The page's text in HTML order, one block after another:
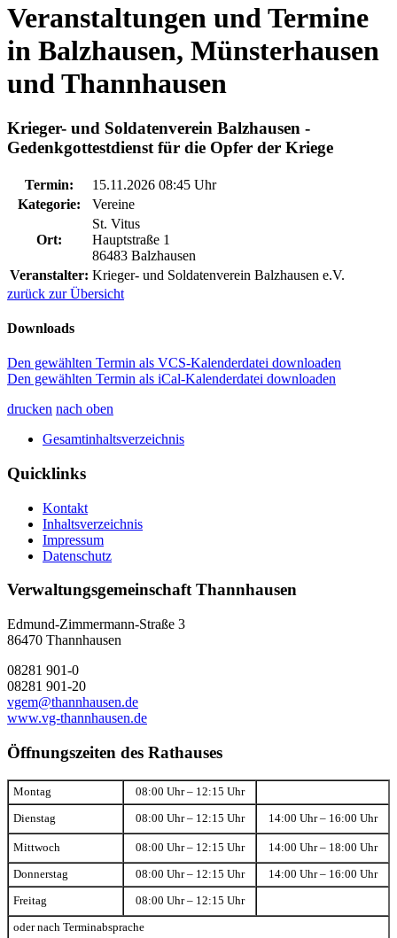
Veranstaltungen und Termine
in Balzhausen, Münsterhausen
und Thannhausen
Krieger- und Soldatenverein Balzhausen -
Gedenkgottestdienst für die Opfer der Kriege
Termin:
15.11.2026 08:45 Uhr
Kategorie:
Vereine
Ort:
St. Vitus
Hauptstraße 1
86483 Balzhausen
Veranstalter: Krieger- und Soldatenverein Balzhausen e.V.
zurück zur Übersicht
Downloads
Den gewählten Termin als VCS-Kalenderdatei downloaden
Den gewählten Termin als iCal-Kalenderdatei downloaden
drucken nach oben
Gesamtinhaltsverzeichnis
Quicklinks
Kontakt
Inhaltsverzeichnis
Impressum
Datenschutz
Verwaltungsgemeinschaft Thannhausen
Edmund-Zimmermann-Straße 3
86470 Thannhausen
08281 901-0
08281 901-20
vgem@thannhausen.de
www.vg-thannhausen.de
Öffnungszeiten des Rathauses
Montag 08:00 Uhr – 12:15 Uhr
Dienstag 08:00 Uhr – 12:15 Uhr 14:00 Uhr – 16:00 Uhr
Mittwoch 08:00 Uhr – 12:15 Uhr 14:00 Uhr – 18:00 Uhr
Donnerstag 08:00 Uhr – 12:15 Uhr 14:00 Uhr – 16:00 Uhr
Freitag 08:00 Uhr – 12:15 Uhr
oder nach Terminabsprache